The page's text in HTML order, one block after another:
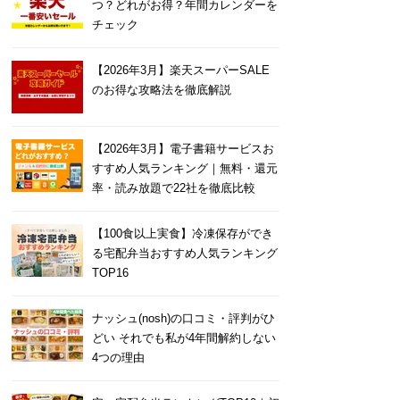
つ？どれがお得？年間カレンダーを
チェック
【2026年3月】楽天スーパーSALE
のお得な攻略法を徹底解説
【2026年3月】電子書籍サービスお
すすめ人気ランキング｜無料・還元
率・読み放題で22社を徹底比較
【100食以上実食】冷凍保存ができ
る宅配弁当おすすめ人気ランキング
TOP16
ナッシュ(nosh)の口コミ・評判がひ
どい それでも私が4年間解約しない
4つの理由